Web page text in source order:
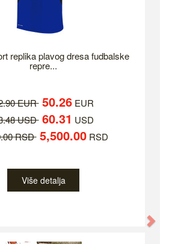
replika plavog dresa fudbalske
repre...
EUR 50.26EUR
USD 60.31 USD
RSD 5,500.00RSD
Više detalja